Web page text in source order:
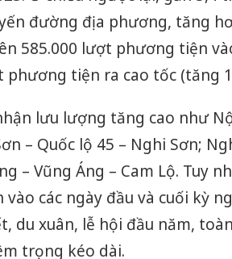
đường địa phương, tăng
585.000 lượt phương tiện
phương tiện ra cao tốc (tăng
lưu lượng tăng cao như
– Quốc lộ 45 – Nghi Sơn;
– Vũng Áng – Cam Lộ. Tuy
các ngày đầu và cuối kỳ
du xuân, lễ hội đầu năm,
trọng kéo dài.